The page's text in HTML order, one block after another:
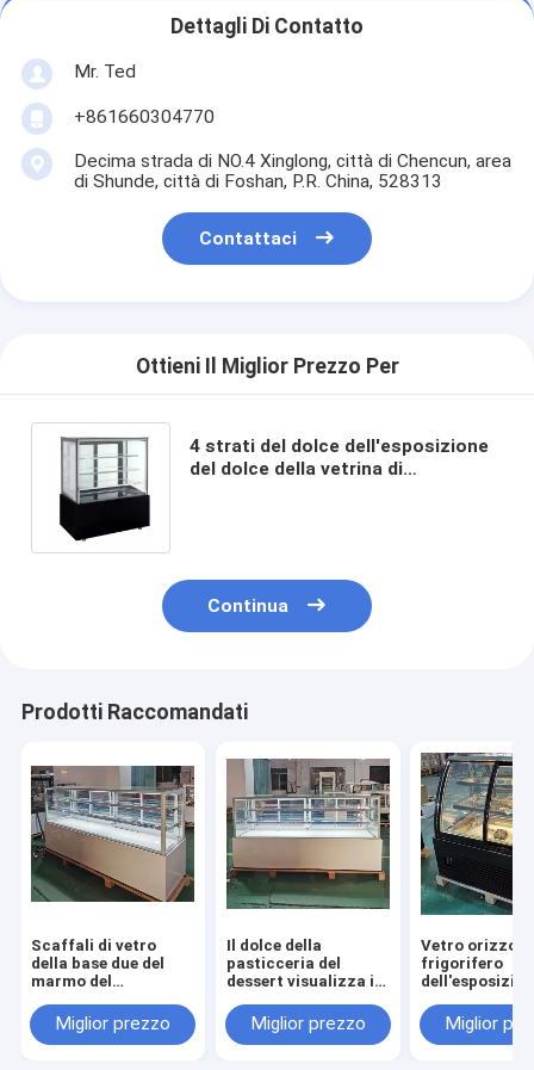
Dettagli Di Contatto
Mr. Ted
+861660304770
Decima strada di NO.4 Xinglong, città di Chencun, area
di Shunde, città di Foshan, P.R. China, 528313
Contattaci
Ottieni Il Miglior Prezzo Per
4 strati del dolce dell'esposizione
del dolce della vetrina di
Continua
Prodotti Raccomandati
Scaffali di vetro
della base due del
marmo del
dell'esposizione del
dolce della porta
Miglior prezzo
Il dolce della
pasticceria del
dessert visualizza il
contatore del dolce
del frigorifero
Miglior prezzo
Vetro
frigorifero
controsoffitto
forno con la
Miglior